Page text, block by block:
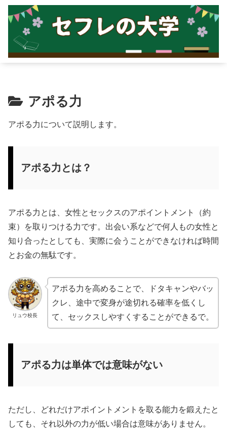
アポる力
アポる力について説明します。
アポる力とは？
アポる力とは、女性とセックスのアポイントメント（約
束）を取りつける力です。出会い系などで何人もの女性と
知り合ったとしても、実際に会うことができなければ時間
とお金の無駄です。
リュウ校長
アポる力を高めることで、ドタキャンやバッ
クレ、途中で変身が途切れる確率を低くし
て、セックスしやすくすることができるで。
アポる力は単体では意味がない
ただし、どれだけアポイントメントを取る能力を鍛えたと
しても、それ以外の力が低い場合は意味がありません。